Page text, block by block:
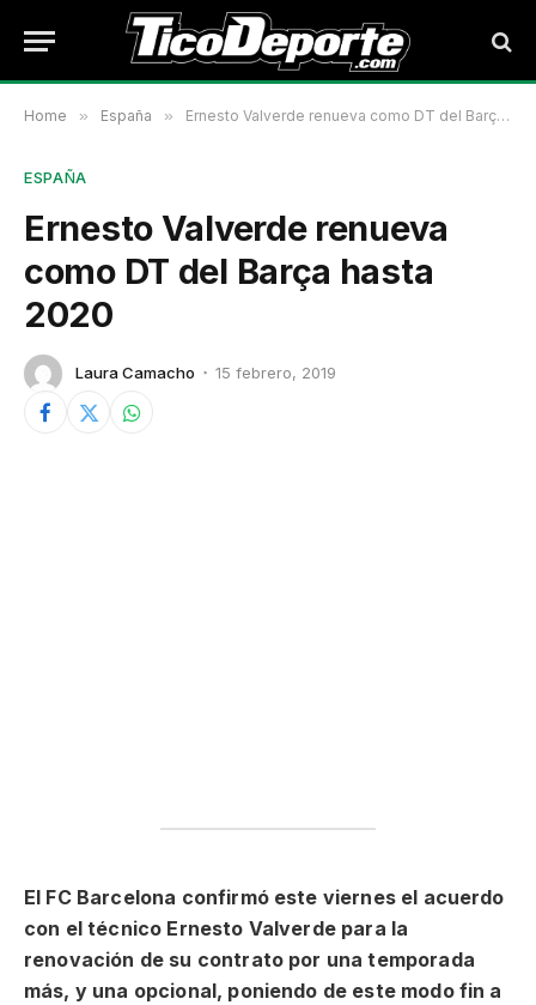
Home » España » Ernesto Valverde renueva como DT del Barça hasta 2020
ESPAÑA
Ernesto Valverde renueva
como DT del Barça hasta
2020
Laura Camacho 15 febrero, 2019
El FC Barcelona confirmó este viernes el acuerdo
con el técnico Ernesto Valverde para la
renovación de su contrato por una temporada
más, y una opcional, poniendo de este modo fin a